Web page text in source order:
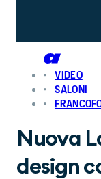
VIDEO
SALONI
Nuova
design